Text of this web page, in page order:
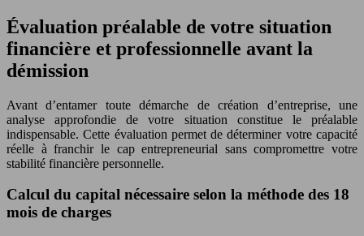
Évaluation préalable de votre situation
financière et professionnelle avant la
démission
Avant d’entamer toute démarche de création d’entreprise, une
analyse approfondie de votre situation constitue le préalable
indispensable. Cette évaluation permet de déterminer votre capacité
réelle à franchir le cap entrepreneurial sans compromettre votre
stabilité financière personnelle.
Calcul du capital nécessaire selon la méthode des 18
mois de charges